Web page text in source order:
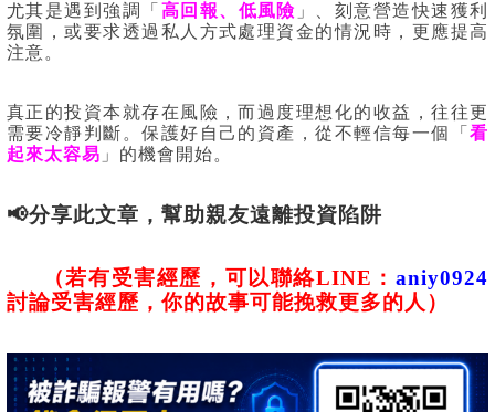
尤其是遇到強調「 高回報、低風險 」、刻意營造快速獲利
氛圍，或要求透過私人方式處理資金的情況時，更應提高
注意。
真正的投資本就存在風險，而過度理想化的收益，往往更
需要冷靜判斷。保護好自己的資產，從不輕信每一個「 看
起來太容易 」的機會開始。
📢分享此文章，幫助親友遠離投資陷阱
（若有受害經歷，可以聯絡LINE：aniy0924
討論受害經歷，你的故事可能挽救更多的人）